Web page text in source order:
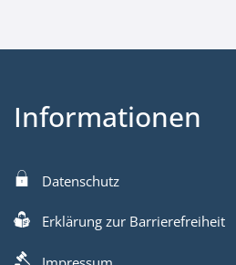
Informationen
Datenschutz
Erklärung zur Barrierefreiheit